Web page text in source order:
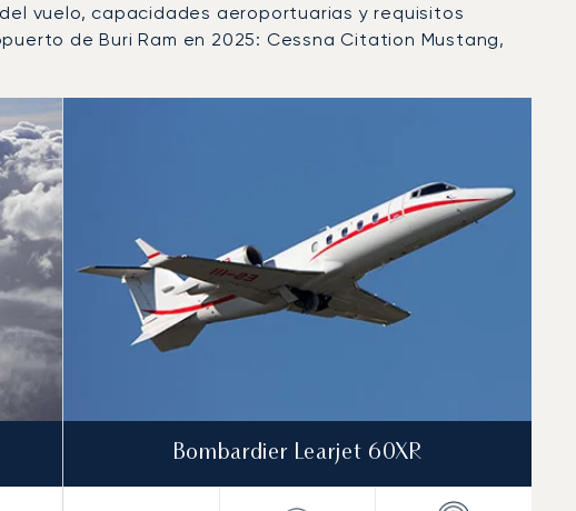
vuelo, capacidades aeroportuarias y requisitos
de Buri Ram en 2025: Cessna Citation Mustang,
2025
Bombardier Learjet 60XR